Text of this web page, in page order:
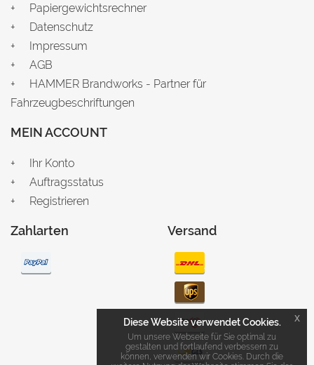
Papiergewichtsrechner
Datenschutz
Impressum
AGB
HAMMER Brandworks - Partner für
Fahrzeugbeschriftungen
MEIN ACCOUNT
Ihr Konto
Auftragsstatus
Registrieren
Zahlarten Versand
Diese Website verwendet Cookies.
Um unsere Webseite für Sie optimal zu
gestalten und fortlaufend verbessern zu
können, verwenden wir Cookies. Durch die
x